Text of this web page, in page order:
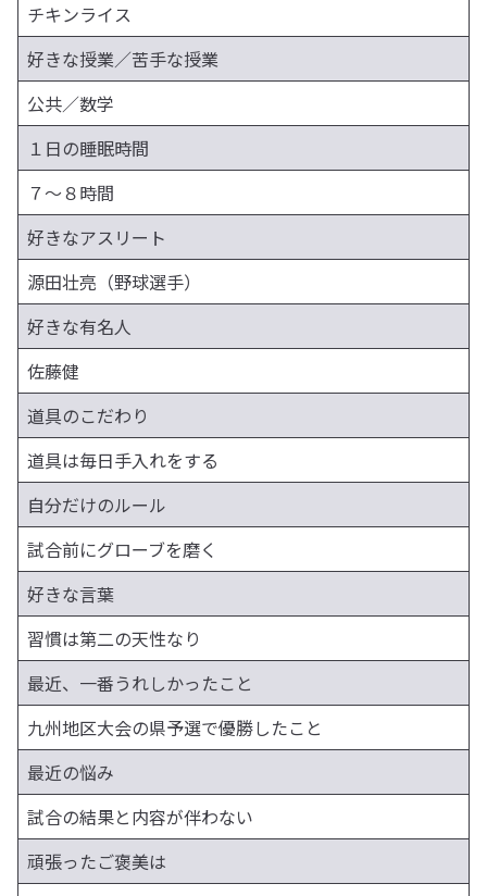
チキンライス
好きな授業／苦手な授業
公共／数学
１日の睡眠時間
７〜８時間
好きなアスリート
源田壮亮（野球選手）
好きな有名人
佐藤健
道具のこだわり
道具は毎日手入れをする
自分だけのルール
試合前にグローブを磨く
好きな言葉
習慣は第二の天性なり
最近、一番うれしかったこと
九州地区大会の県予選で優勝したこと
最近の悩み
試合の結果と内容が伴わない
頑張ったご褒美は